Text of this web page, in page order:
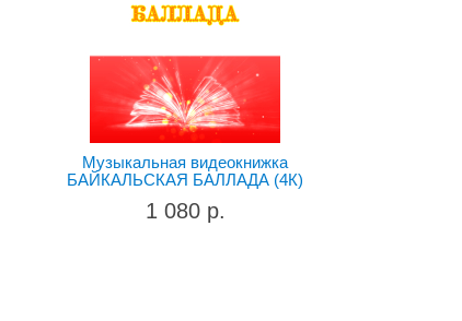
Музыкальная видеокнижка
БАЙКАЛЬСКАЯ БАЛЛАДА (4К)
1 080 р.